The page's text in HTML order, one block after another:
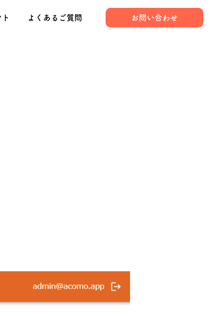
よくあるご質問 お問い合わせ